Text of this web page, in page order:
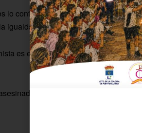
lo contrario del machismo, ya que
igualdad en todos los niveles».
es el único delito donde la víctima
cuanto toman las riendas